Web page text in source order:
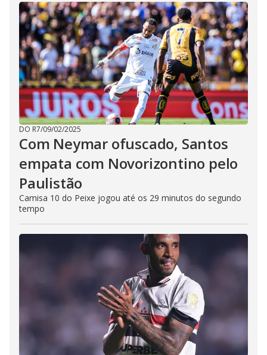
DO R7/09/02/2025
Com Neymar ofuscado, Santos
empata com Novorizontino pelo
Paulistão
Camisa 10 do Peixe jogou até os 29 minutos do segundo
tempo